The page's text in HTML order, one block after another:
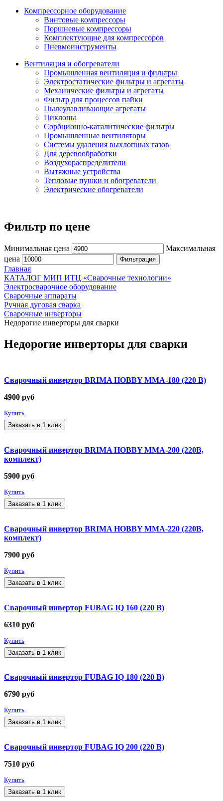
Компрессорное оборудование
Винтовые компрессоры
Поршневые компрессоры
Комплектующие для компрессоров
Пневмоинструменты
Вентиляция и обогреватели
Промышленная вентиляция и фильтры
Электростатические фильтры и агрегаты
Механические фильтры и агрегаты
Фильтр для процессов пайки
Пылеулавливающие агрегаты
Циклоны
Сорбционно-каталитические фильтры
Промышленные вентиляторы
Системы удаления выхлопных газов
Для деревообработки
Воздухораспределители
Вытяжные устройства
Тепловые пушки и обогреватели
Электрические обогреватели
Фильтр по цене
Минимальная цена
Максимальная
цена
Фильтрация
Главная
КАТАЛОГ МИП ИТЦ «Сварочные технологии»
Электросварочное оборудование
Сварочные аппараты
Ручная дуговая сварка
Сварочные инверторы
Недорогие инверторы для сварки
Недорогие инверторы для сварки
Сварочный инвертор BRIMA HOBBY MMA-180 (220 В)
4900 руб
Купить
Заказать в 1 клик
Сварочный инвертор BRIMA HOBBY MMA-200 (220В,
комплект)
5900 руб
Купить
Заказать в 1 клик
Сварочный инвертор BRIMA HOBBY MMA-220 (220В,
комплект)
7900 руб
Купить
Заказать в 1 клик
Сварочный инвертор FUBAG IQ 160 (220 В)
6310 руб
Купить
Заказать в 1 клик
Сварочный инвертор FUBAG IQ 180 (220 В)
6790 руб
Купить
Заказать в 1 клик
Сварочный инвертор FUBAG IQ 200 (220 В)
7510 руб
Купить
Заказать в 1 клик